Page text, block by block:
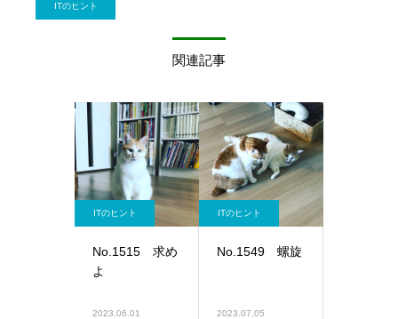
ITのヒント
関連記事
ITのヒント
No.1515 求め
よ
2023.06.01
ITのヒント
No.1549 螺旋
2023.07.05